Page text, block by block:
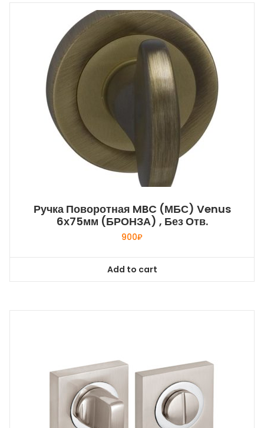
Ручка Поворотная MBC (МБС) Venus
6х75мм (БРОНЗА) , Без Отв.
900₽
Add to cart